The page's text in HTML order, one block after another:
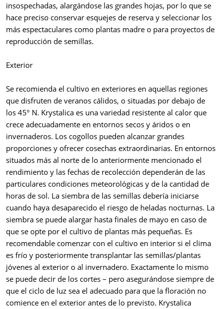
insospechadas, alargándose las grandes hojas, por lo que se
hace preciso conservar esquejes de reserva y seleccionar los
más espectaculares como plantas madre o para proyectos de
reproducción de semillas.
Exterior
Se recomienda el cultivo en exteriores en aquellas regiones
que disfruten de veranos cálidos, o situadas por debajo de
los 45º N. Krystalica es una variedad resistente al calor que
crece adecuadamente en entornos secos y áridos o en
invernaderos. Los cogollos pueden alcanzar grandes
proporciones y ofrecer cosechas extraordinarias. En entornos
situados más al norte de lo anteriormente mencionado el
rendimiento y las fechas de recolección dependerán de las
particulares condiciones meteorológicas y de la cantidad de
horas de sol. La siembra de las semillas debería iniciarse
cuando haya desaparecido el riesgo de heladas nocturnas. La
siembra se puede alargar hasta finales de mayo en caso de
que se opte por el cultivo de plantas más pequeñas. Es
recomendable comenzar con el cultivo en interior si el clima
es frío y posteriormente transplantar las semillas/plantas
jóvenes al exterior o al invernadero. Exactamente lo mismo
se puede decir de los cortes – pero asegurándose siempre de
que el ciclo de luz sea el adecuado para que la floración no
comience en el exterior antes de lo previsto. Krystalica